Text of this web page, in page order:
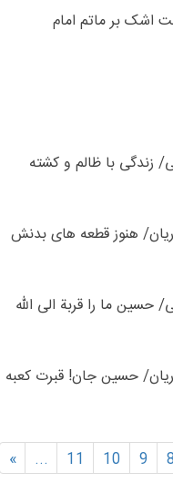
اشک بر ماتم امام
زندگی با ظالم و کشته
هنوز قطعه های بدنش
ما را قربة الی الله
حسین جان! قبرت کعبه
8
9
10
11
...
»